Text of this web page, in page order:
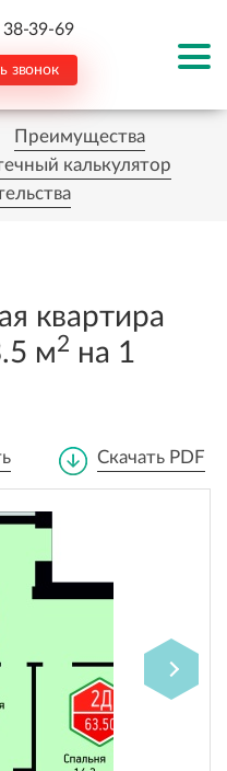
38-39-69
звонок
Преимущества
калькулятор
квартира
м2 на 1
Скачать PDF